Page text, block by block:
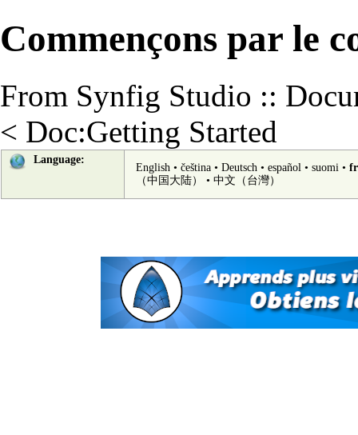
Commençons par le
From Synfig Studio ::
< Doc:Getting Started
Language:
English• čeština• Deutsch• español• suomi•
（中国大陆）‎
• 中文（台灣）‎